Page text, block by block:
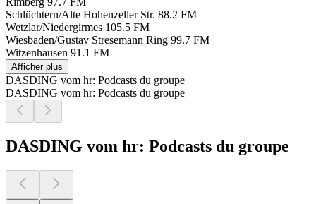
Schlüchtern/Alte Hohenzeller Str. 88.2 FM
Wetzlar/Niedergirmes 105.5 FM
Wiesbaden/Gustav Stresemann Ring 99.7 FM
Witzenhausen 91.1 FM
Afficher plus
DASDING vom hr: Podcasts du groupe
DASDING vom hr: Podcasts du groupe
DASDING vom hr: Podcasts du groupe